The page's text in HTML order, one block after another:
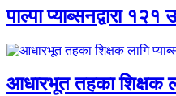
पाल्पा प्याब्सनद्वारा १२१
आधारभूत तहका शिक्षक